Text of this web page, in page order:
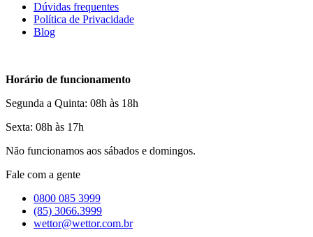
Dúvidas frequentes
Política de Privacidade
Blog
Horário de funcionamento
Segunda a Quinta: 08h às 18h
Sexta: 08h às 17h
Não funcionamos aos sábados e domingos.
Fale com a gente
0800 085 3999
(85) 3066.3999
wettor@wettor.com.br